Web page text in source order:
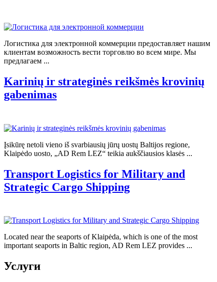
Логистика для электронной коммерции предоставляет нашим
клиентам возможность вести торговлю во всем мире. Мы
предлагаем ...
Karinių ir strateginės reikšmės krovinių
gabenimas
Įsikūrę netoli vieno iš svarbiausių jūrų uostų Baltijos regione,
Klaipėdo uosto, „AD Rem LEZ“ teikia aukščiausios klasės ...
Transport Logistics for Military and
Strategic Cargo Shipping
Located near the seaports of Klaipėda, which is one of the most
important seaports in Baltic region, AD Rem LEZ provides ...
Услуги